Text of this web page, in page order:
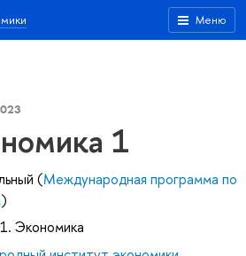
Меню
1
(Международная программа по
)
Экономика